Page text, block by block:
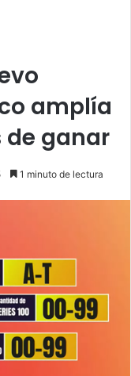
amplía
ganar
1 minuto de lectura